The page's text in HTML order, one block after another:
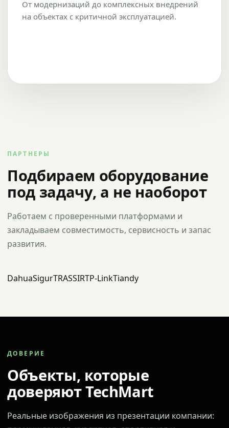
От модернизаций до комплексных внедрений
на объектах с критичной эксплуатацией.
ПАРТНЕРЫ
Подбираем оборудование
под задачу, а не наоборот
Работаем с проверенными платформами и
закладываем совместимость, сервисность и запас
развития.
DahuaSigurTRASSIRTP-LinkTiandy
ДОВЕРИЕ
Объекты, которые
доверяют TechMart
Реальные изображения из презентации компании: